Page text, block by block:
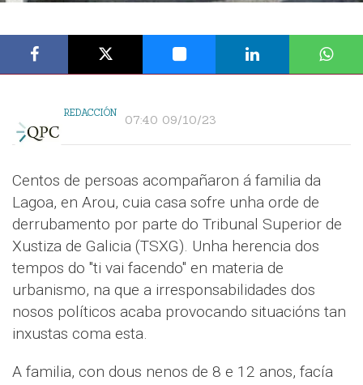
REDACCIÓN 07:40 09/10/23
Centos de persoas acompañaron á familia da
Lagoa, en Arou, cuia casa sofre unha orde de
derrubamento por parte do Tribunal Superior de
Xustiza de Galicia (TSXG). Unha herencia dos
tempos do "ti vai facendo" en materia de
urbanismo, na que a irresponsabilidades dos
nosos políticos acaba provocando situacións tan
inxustas coma esta.
A familia, con dous nenos de 8 e 12 anos, facía